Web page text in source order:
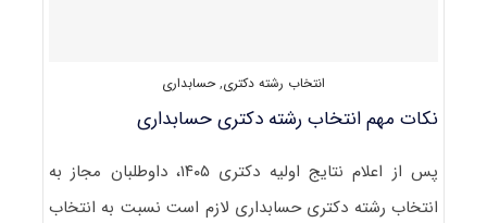
انتخاب رشته دکتری,حسابداری
نکات مهم انتخاب رشته دکتری حسابداری
پس از اعلام نتایج اولیه دکتری ۱۴۰۵، داوطلبان مجاز به
انتخاب رشته دکتری حسابداری لازم است نسبت به انتخاب